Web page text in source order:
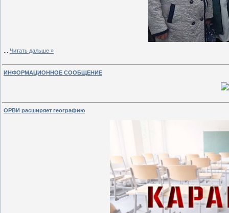
Читать дальше »
ИНФОРМАЦИОННОЕ СООБЩЕНИЕ
ОРВИ расширяет географию